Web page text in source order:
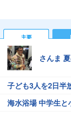
主要
さんま
子ども3人を2日半
海水浴場 中学生と